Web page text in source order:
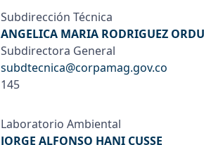
Subdirección Técnica
ANGELICA MARIA RODRIGUEZ
Subdirectora General
subdtecnica@corpamag.gov.co
145
Laboratorio Ambiental
JORGE ALFONSO HANI CUSSE